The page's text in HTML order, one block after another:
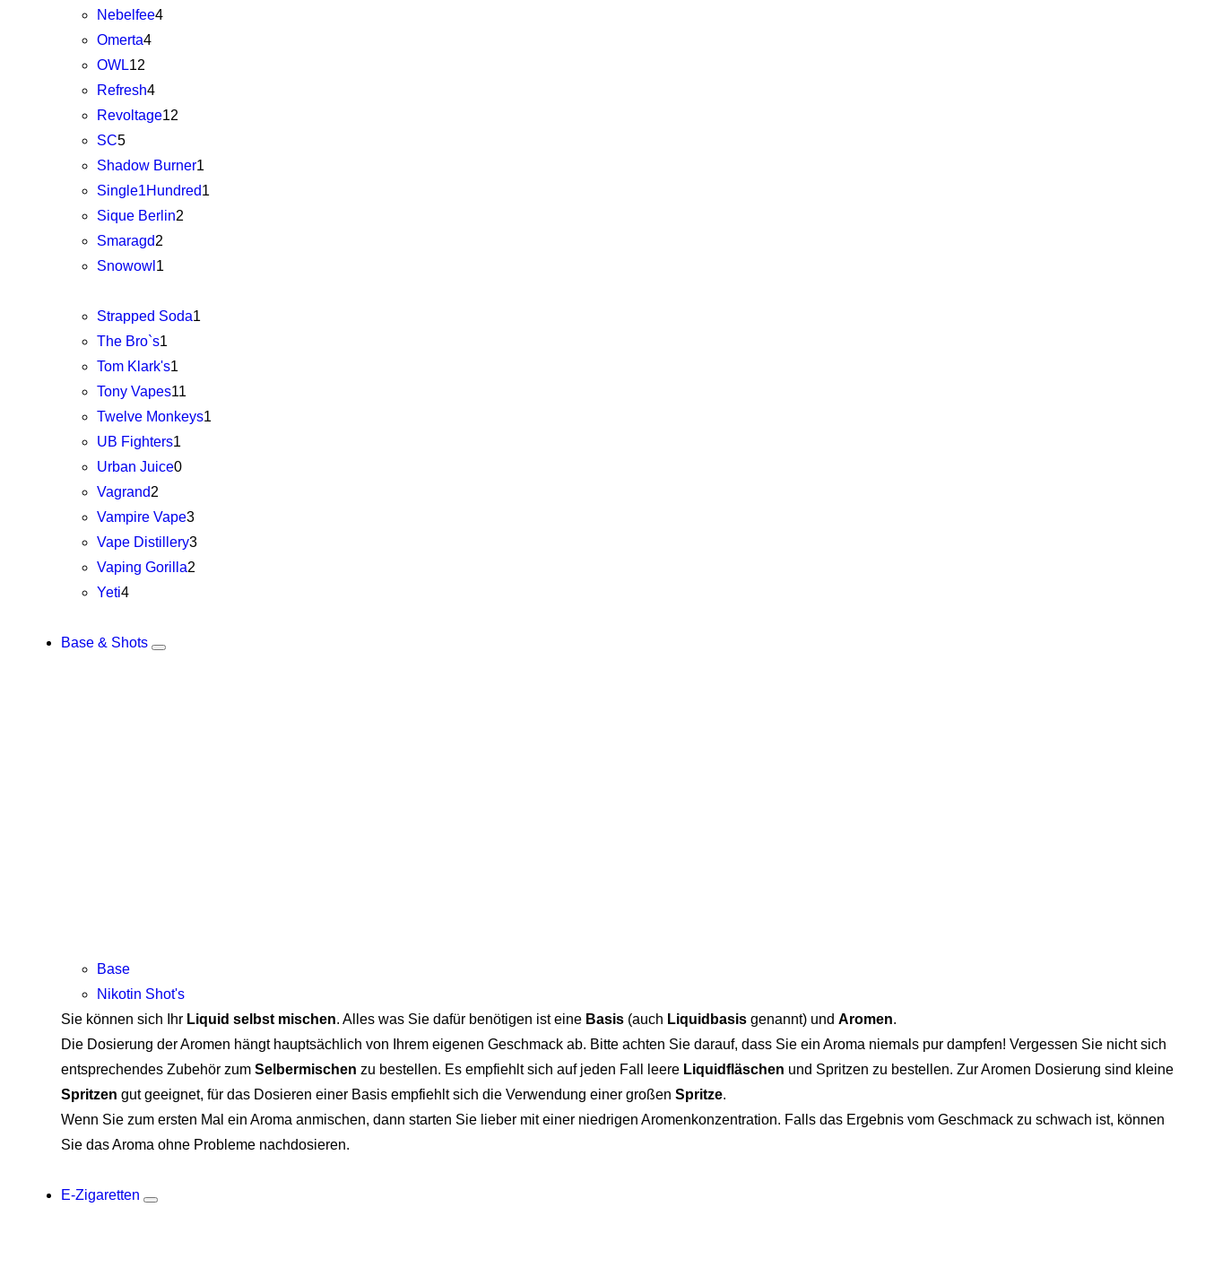
Nebelfee4
Omerta4
OWL12
Refresh4
Revoltage12
SC5
Shadow Burner1
Single1Hundred1
Sique Berlin2
Smaragd2
Snowowl 1
Strapped Soda1
The Bro`s1
Tom Klark's1
Tony Vapes11
Twelve Monkeys1
UB Fighters1
Urban Juice0
Vagrand2
Vampire Vape3
Vape Distillery3
Vaping Gorilla2
Yeti4
Base & Shots
Base
Nikotin Shot's
Sie können sich Ihr Liquid selbst mischen. Alles was Sie dafür benötigen ist eine Basis (auch Liquidbasis genannt) und Aromen.
Die Dosierung der Aromen hängt hauptsächlich von Ihrem eigenen Geschmack ab. Bitte achten Sie darauf, dass Sie ein Aroma niemals pur dampfen! Vergessen Sie nicht sich
entsprechendes Zubehör zum Selbermischen zu bestellen. Es empfiehlt sich auf jeden Fall leere Liquidfläschen und Spritzen zu bestellen. Zur Aromen Dosierung sind kleine
Spritzen gut geeignet, für das Dosieren einer Basis empfiehlt sich die Verwendung einer großen Spritze.
Wenn Sie zum ersten Mal ein Aroma anmischen, dann starten Sie lieber mit einer niedrigen Aromenkonzentration. Falls das Ergebnis vom Geschmack zu schwach ist, können
Sie das Aroma ohne Probleme nachdosieren.
E-Zigaretten